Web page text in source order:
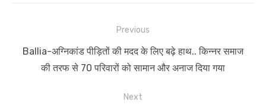
navigation
Previous
Previous
Ballia-अग्निकांड पीड़ितों की मदद के लिए बढ़े हाथ.. किन्नर समाज
की तरफ से 70 परिवारों को सामान और अनाज दिया गया
Next